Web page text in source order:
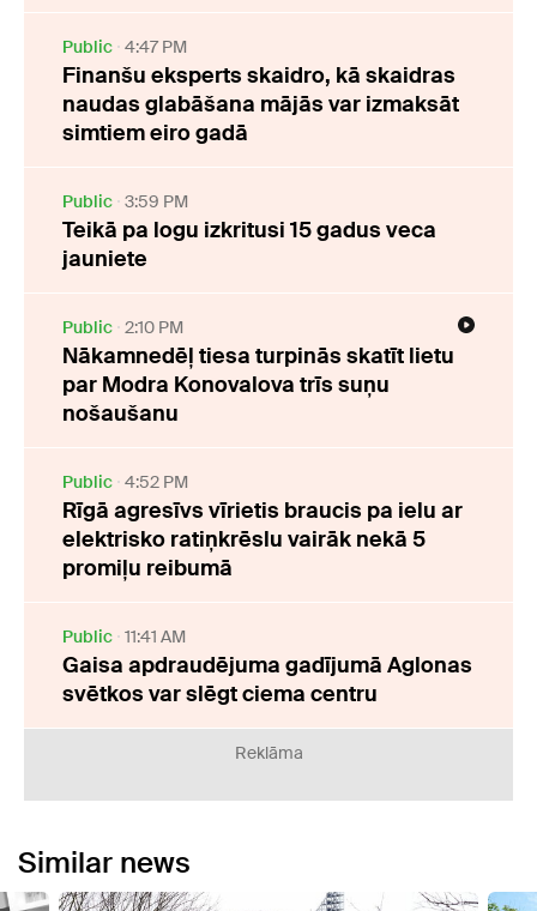
Public 4:47 PM
Finanšu eksperts skaidro, kā skaidras
naudas glabāšana mājās var izmaksāt
simtiem eiro gadā
Public 3:59 PM
Teikā pa logu izkritusi 15 gadus veca
jauniete
Public 2:10 PM
Nākamnedēļ tiesa turpinās skatīt lietu
par Modra Konovalova trīs suņu
nošaušanu
Public 4:52 PM
Rīgā agresīvs vīrietis braucis pa ielu ar
elektrisko ratiņkrēslu vairāk nekā 5
promiļu reibumā
Public 11:41 AM
Gaisa apdraudējuma gadījumā Aglonas
svētkos var slēgt ciema centru
Reklāma
Similar news